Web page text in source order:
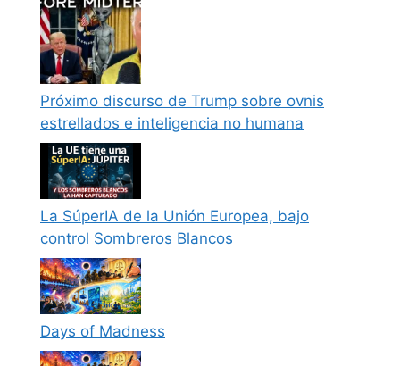
Próximo discurso de Trump sobre ovnis
estrellados e inteligencia no humana
La SúperIA de la Unión Europea, bajo
control Sombreros Blancos
Days of Madness